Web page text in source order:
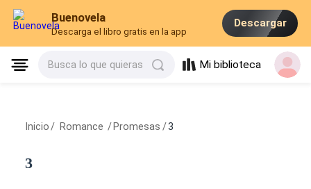
Buenovela
Descarga el libro gratis en la app
Descargar
Busca lo que quieras Mi biblioteca
Inicio / Romance / Promesas /3
3